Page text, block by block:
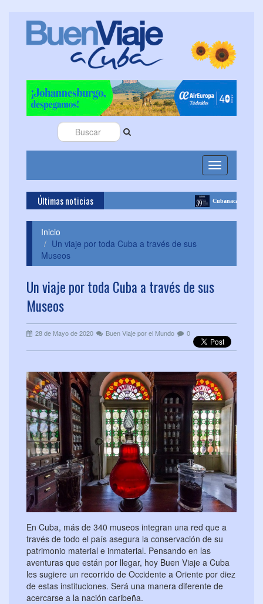
Toggle
navigation
Últimas noticias Cubanacán Hoteles celebra 39 años de
Inicio
Un viaje por toda Cuba a través de sus
Museos
Un viaje por toda Cuba a través de sus
Museos
28 de Mayo de 2020 Buen Viaje por el Mundo 0
En Cuba, más de 340 museos integran una red que a
través de todo el país asegura la conservación de su
patrimonio material e inmaterial. Pensando en las
aventuras que están por llegar, hoy Buen Viaje a Cuba
les sugiere un recorrido de Occidente a Oriente por diez
de estas instituciones. Será una manera diferente de
acercarse a la nación caribeña.